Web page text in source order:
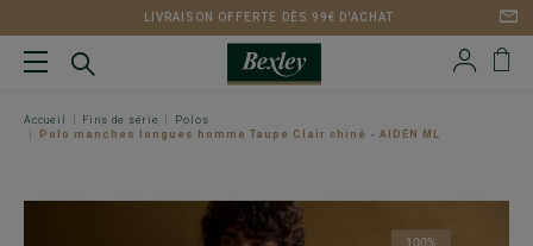
LIVRAISON OFFERTE DÈS 99€ D'ACHAT
Accueil Fins de série
Polos
Polo manches longues homme Taupe Clair chiné - AIDEN ML